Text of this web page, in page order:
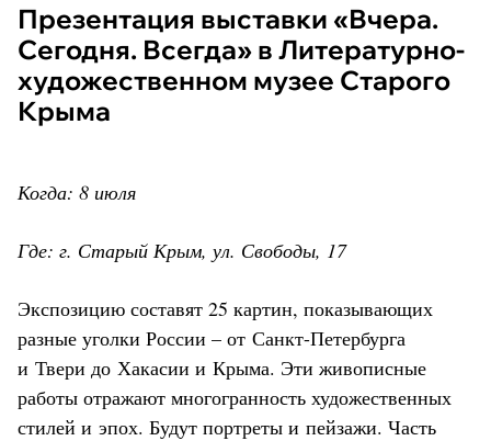
Презентация выставки «Вчера.
Сегодня. Всегда» в Литературно-
художественном музее Старого
Крыма
Когда: 8 июля
Где: г. Старый Крым, ул. Свободы, 17
Экспозицию составят 25 картин, показывающих
разные уголки России – от Санкт-Петербурга
и Твери до Хакасии и Крыма. Эти живописные
работы отражают многогранность художественных
стилей и эпох. Будут портреты и пейзажи. Часть